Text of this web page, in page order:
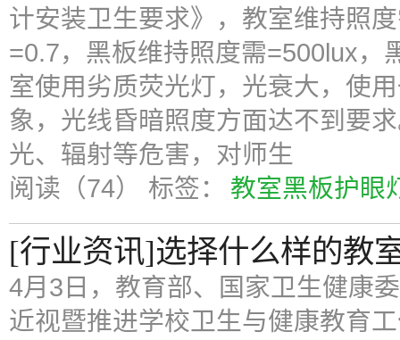
计安装卫生要求》，教室维持照
=0.7，黑板维持照度需=500lux，
室使用劣质荧光灯，光衰大，使
象，光线昏暗照度方面达不到要
光、辐射等危害，对师生
阅读（74） 标签： 教室黑板护眼
[行业资讯]选择什么样的教
4月3日，教育部、国家卫生健康
近视暨推进学校卫生与健康教育